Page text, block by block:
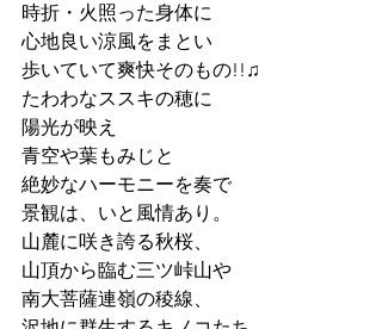
時折・火照った身体に
心地良い涼風をまとい
歩いていて爽快そのもの!!♫
たわわなススキの穂に
陽光が映え
青空や葉もみじと
絶妙なハーモニーを奏で
景観は、いと風情あり。
山麓に咲き誇る秋桜、
山頂から臨む三ツ峠山や
南大菩薩連嶺の稜線、